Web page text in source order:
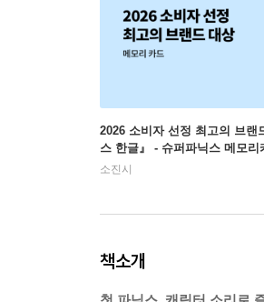
2026 소비자 선정 최고의 브랜
스 한글』 - 슈퍼파닉스 메모리
소진시
책소개